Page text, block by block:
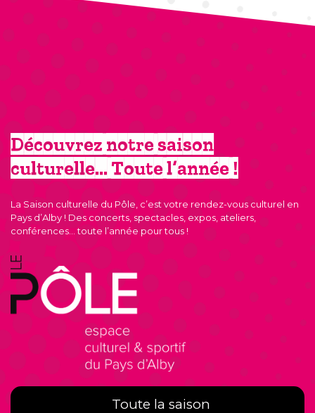
Découvrez notre saison
culturelle… Toute l’année !
La Saison culturelle du Pôle, c’est votre rendez-vous culturel en
Pays d’Alby ! Des concerts, spectacles, expos, ateliers,
conférences… toute l’année pour tous !
Toute la saison